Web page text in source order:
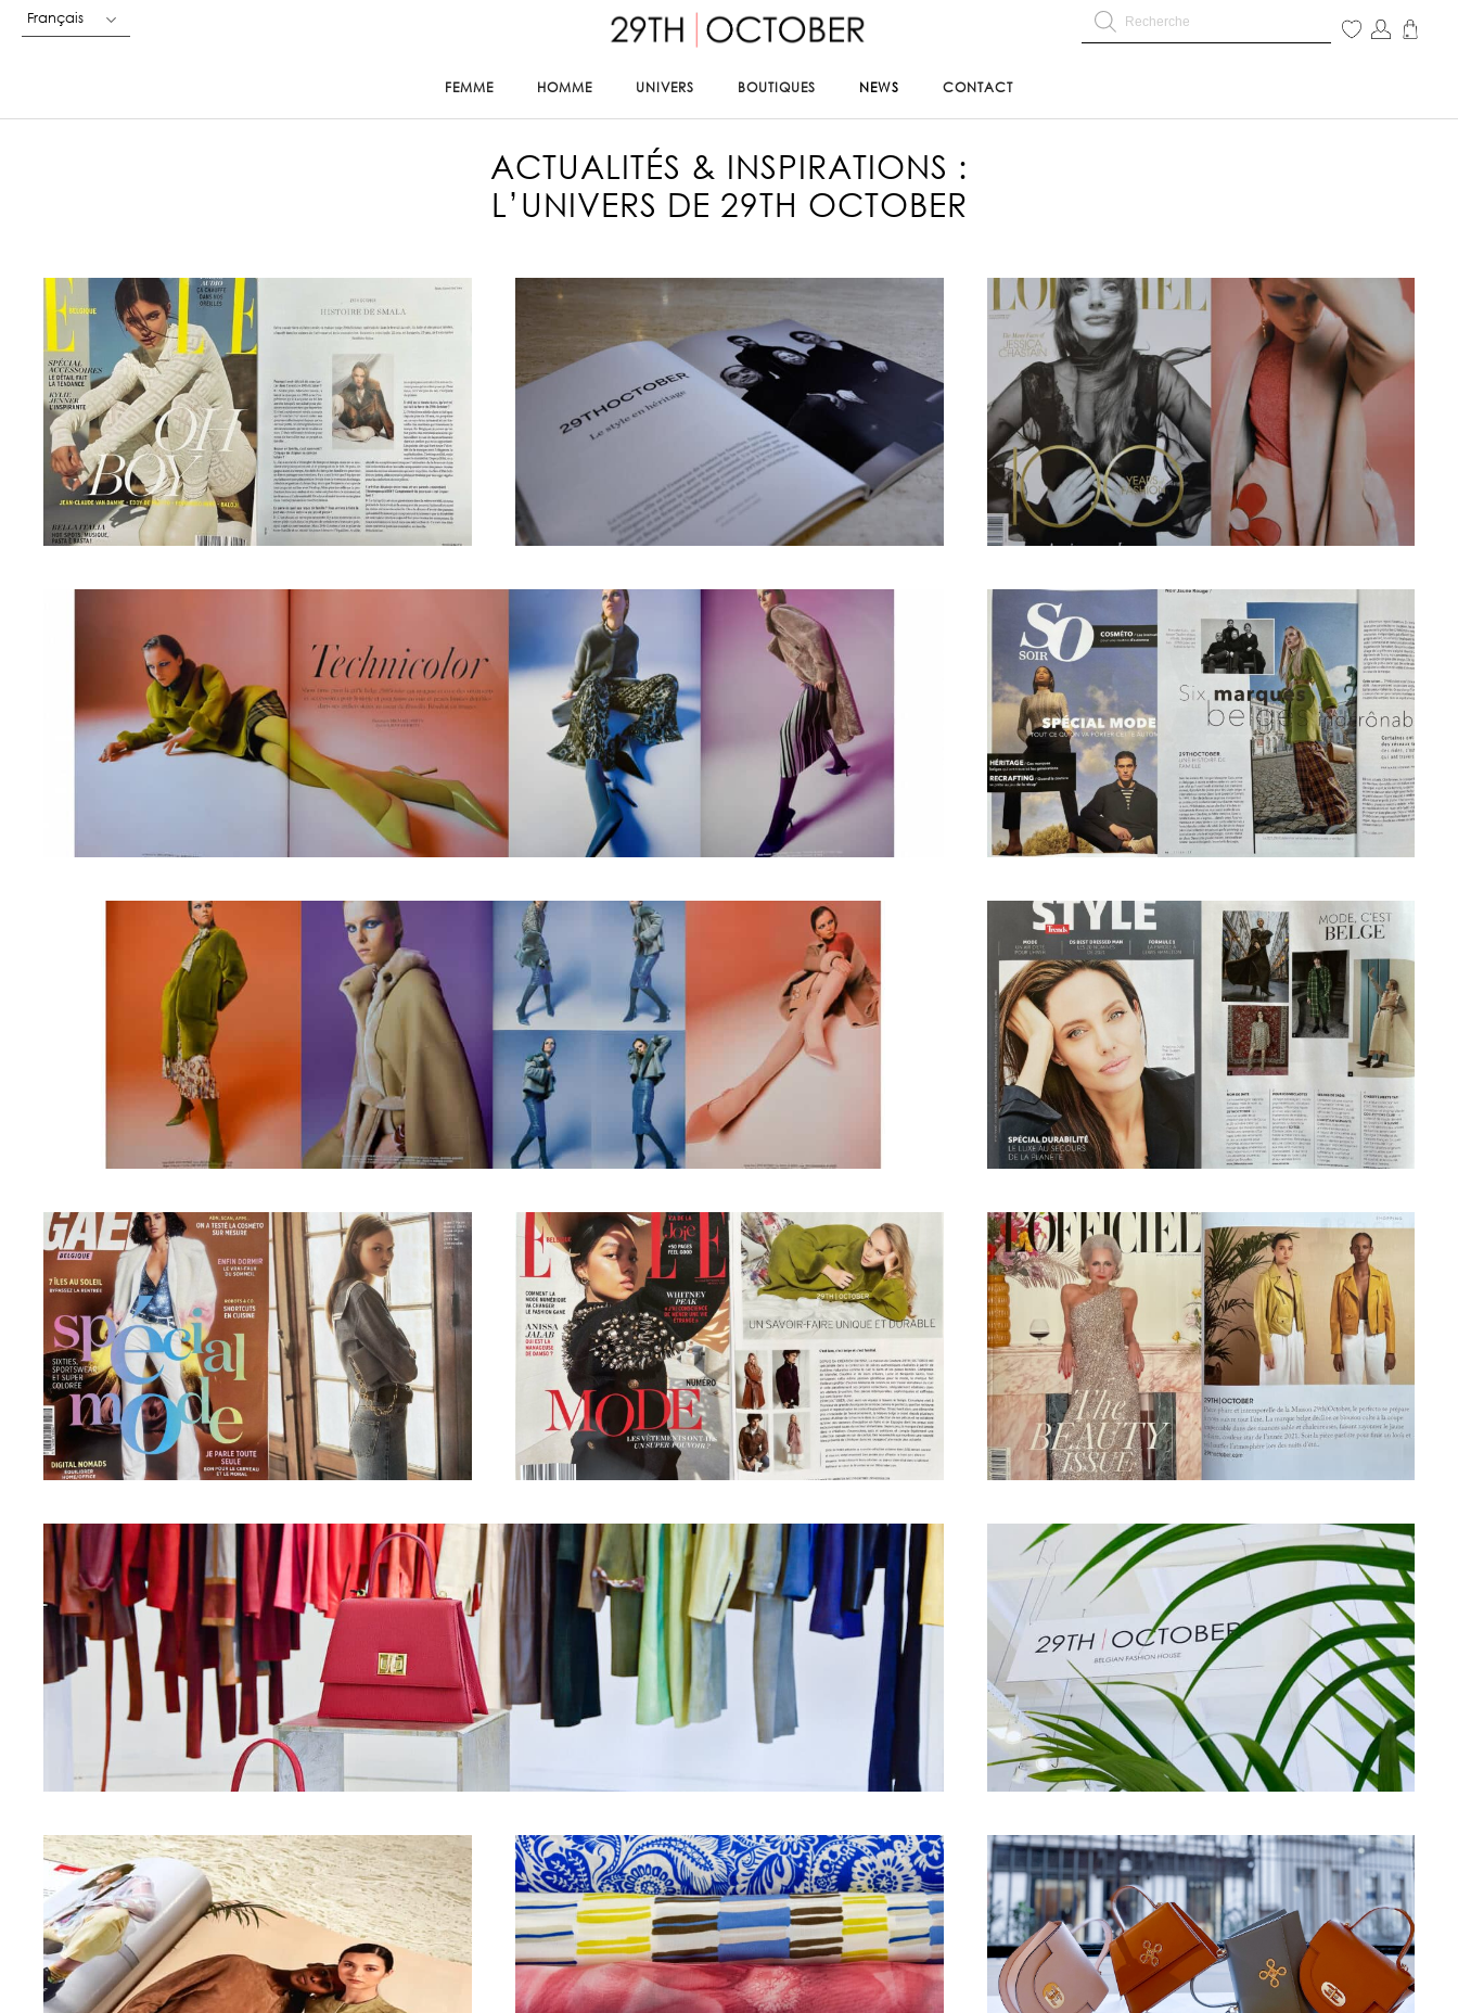
Français
FEMME HOMME UNIVERS BOUTIQUES NEWS CONTACT
ACTUALITÉS & INSPIRATIONS :
L’UNIVERS DE 29TH OCTOBER